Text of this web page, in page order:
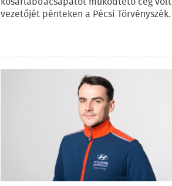
vezetőjét pénteken a Pécsi Törvényszék.